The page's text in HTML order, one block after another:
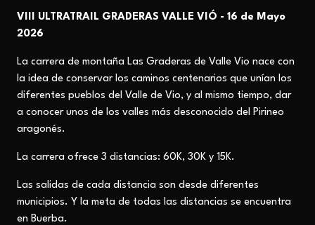
VIII ULTRATRAIL GRADERAS VALLE VIÓ - 16 de Mayo
2026
La carrera de montaña Las Graderas de Valle Vio nace con
la idea de conservar los caminos centenarios que unían los
diferentes pueblos del Valle de Vio, y al mismo tiempo, dar
a conocer unos de los valles más desconocido del Pirineo
aragonés.
La carrera ofrece 3 distancias: 60K, 30K y 15K.
Las salidas de cada distancia son desde diferentes
municipios. Y la meta de todas las distancias se encuentra
en Buerba.